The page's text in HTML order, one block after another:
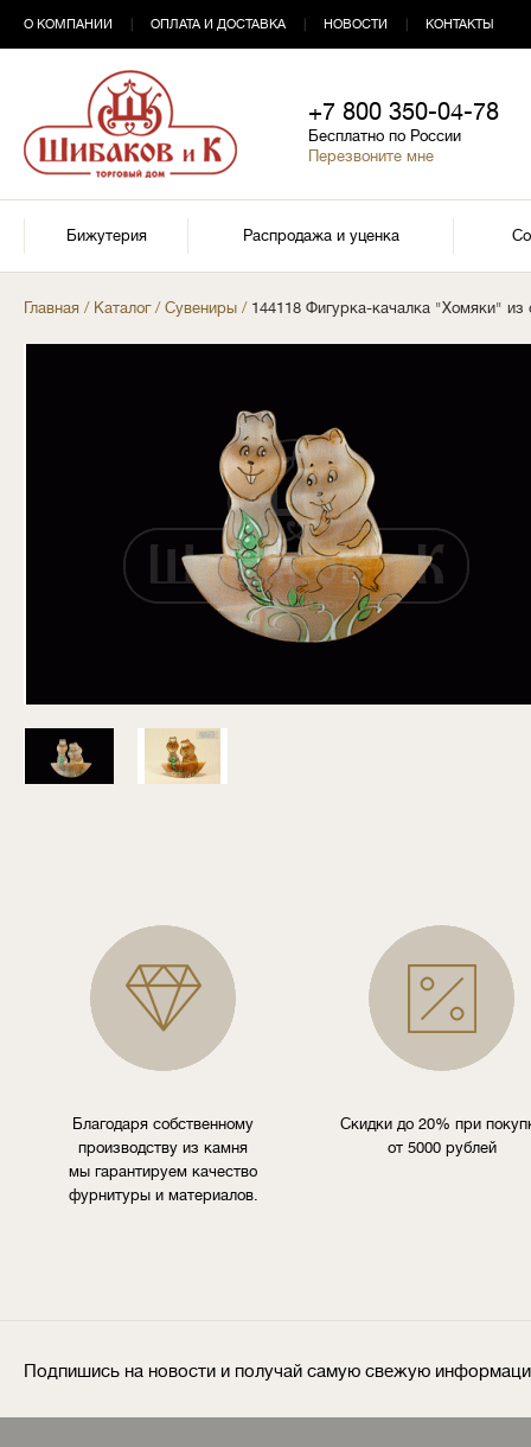
О КОМПАНИИ ОПЛАТА И ДОСТАВКА НОВОСТИ КОНТАКТЫ
+7 800 350-04-78
Бесплатно по России
Перезвоните мне
Бижутерия Распродажа и уценка
Главная / Каталог/ Сувениры / 144118 Фигурка-качалка "Хомяки" из
Благодаря собственному
производству из камня
мы гарантируем качество
фурнитуры и материалов.
Скидки до 20% при
от 5000 рублей
Подпишись на новости и получай самую свежую